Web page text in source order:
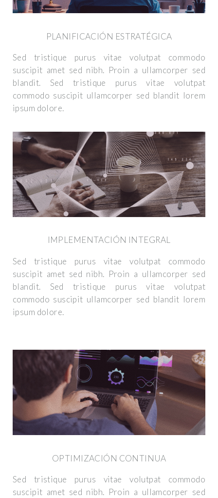
PLANIFICACIÓN ESTRATÉGICA
Sed tristique purus vitae volutpat commodo
suscipit amet sed nibh. Proin a ullamcorper sed
blandit. Sed tristique purus vitae volutpat
commodo suscipit ullamcorper sed blandit lorem
ipsum dolore.
IMPLEMENTACIÓN INTEGRAL
Sed tristique purus vitae volutpat commodo
suscipit amet sed nibh. Proin a ullamcorper sed
blandit. Sed tristique purus vitae volutpat
commodo suscipit ullamcorper sed blandit lorem
ipsum dolore.
OPTIMIZACIÓN CONTINUA
Sed tristique purus vitae volutpat commodo
suscipit amet sed nibh. Proin a ullamcorper sed